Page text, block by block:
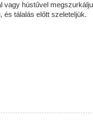
hústűvel
és tálalás előtt szeleteljük.